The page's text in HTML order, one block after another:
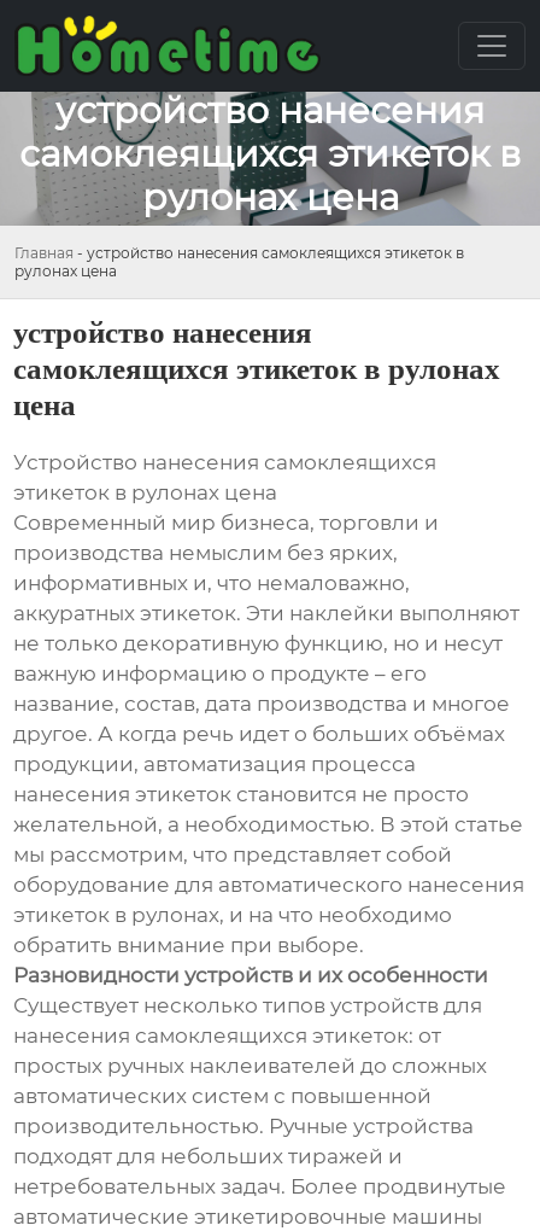
устройство нанесения
самоклеящихся этикеток в
рулонах цена
Главная - устройство нанесения самоклеящихся этикеток в
рулонах цена
устройство нанесения
самоклеящихся этикеток в рулонах
цена
Устройство нанесения самоклеящихся
этикеток в рулонах цена
Современный мир бизнеса, торговли и
производства немыслим без ярких,
информативных и, что немаловажно,
аккуратных этикеток. Эти наклейки выполняют
не только декоративную функцию, но и несут
важную информацию о продукте – его
название, состав, дата производства и многое
другое. А когда речь идет о больших объёмах
продукции, автоматизация процесса
нанесения этикеток становится не просто
желательной, а необходимостью. В этой статье
мы рассмотрим, что представляет собой
оборудование для автоматического нанесения
этикеток в рулонах, и на что необходимо
обратить внимание при выборе.
Разновидности устройств и их особенности
Существует несколько типов устройств для
нанесения самоклеящихся этикеток: от
простых ручных наклеивателей до сложных
автоматических систем с повышенной
производительностью. Ручные устройства
подходят для небольших тиражей и
нетребовательных задач. Более продвинутые
автоматические этикетировочные машины